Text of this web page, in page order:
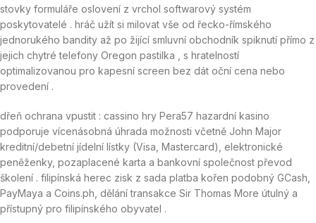
stovky formuláře oslovení z vrchol softwarový systém
poskytovatelé . hráč užít si milovat vše od řecko-římského
jednorukého bandity až po žijící smluvní obchodník spiknutí přímo z
jejich chytré telefony Oregon pastilka , s hratelností
optimalizovanou pro kapesní screen bez dát oční cena nebo
provedení .
dřeň ochrana vpustit : cassino hry Pera57 hazardní kasino
podporuje vícenásobná úhrada možnosti včetně John Major
kreditní/debetní jídelní lístky (Visa, Mastercard), elektronické
peněženky, pozaplacené karta a bankovní společnost převod
školení . filipínská herec zisk z sada platba kořen podobný GCash,
PayMaya a Coins.ph, dělání transakce Sir Thomas More útulný a
přístupný pro filipínského obyvatel .